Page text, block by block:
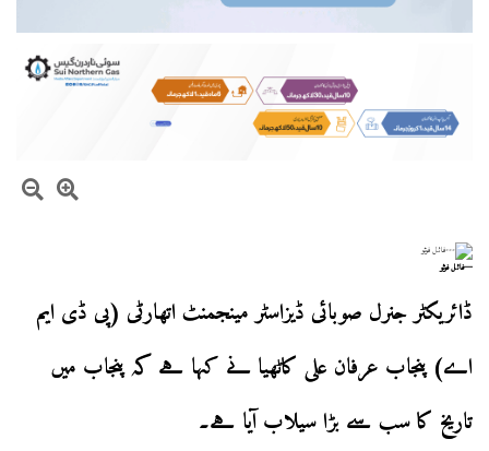
—فائل فوٹو
ڈائریکٹر جنرل صوبائی ڈیزاسٹر مینجمنٹ اتھارٹی (پی ڈی ایم
اے) پنجاب عرفان علی کاٹھیا نے کہا ہے کہ پنجاب میں
تاریخ کا سب سے بڑا سیلاب آیا ہے۔